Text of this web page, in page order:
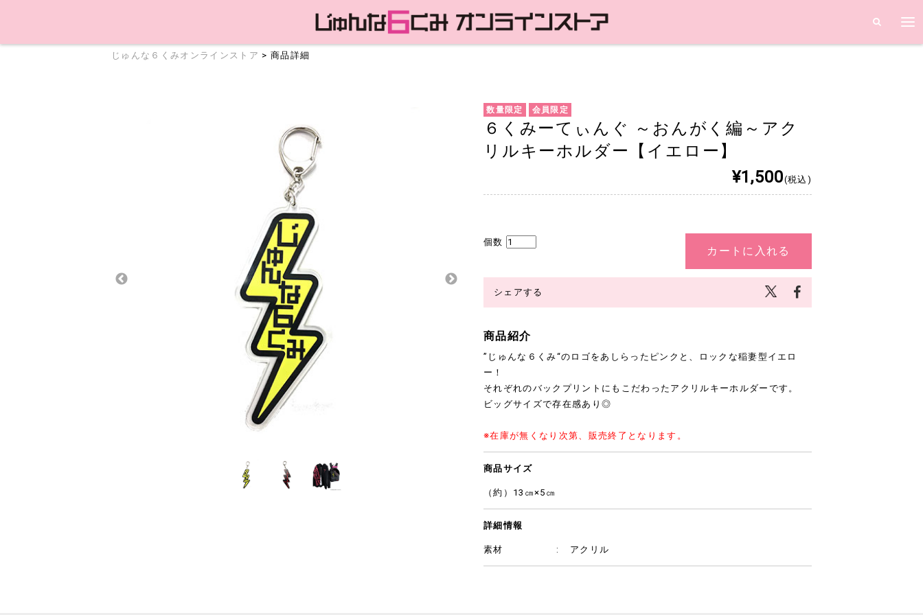
じゅんな６くみオンラインストア > 商品詳細
数量限定 会員限定
６くみーてぃんぐ ～おんがく編～アク
リルキーホルダー【イエロー】
¥1,500(税込)
個数
カートに入れる
シェアする
商品紹介
”じゅんな６くみ“のロゴをあしらったピンクと、ロックな稲妻型イエロ
ー！
それぞれのバックプリントにもこだわったアクリルキーホルダーです。
ビッグサイズで存在感あり◎
※在庫が無くなり次第、販売終了となります。
商品サイズ
（約）13㎝×5㎝
詳細情報
素材 アクリル